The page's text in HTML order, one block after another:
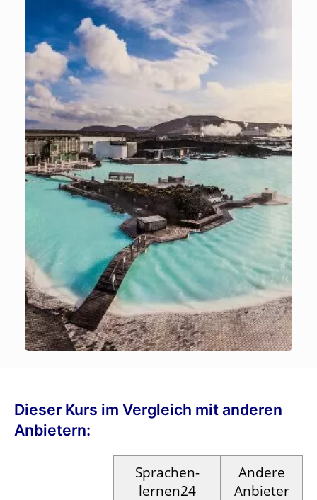
Dieser Kurs im Vergleich mit anderen
Anbietern:
Sprachen­
lernen24
Andere
Anbieter